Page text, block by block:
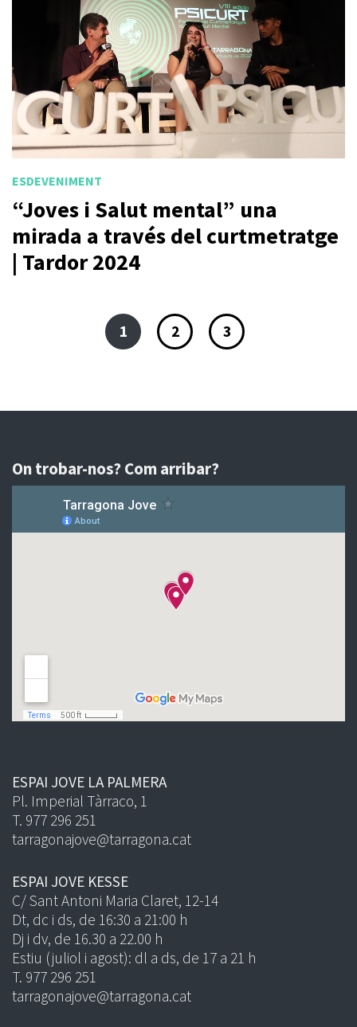
ESDEVENIMENT
“Joves i Salut mental” una
mirada a través del curtmetratge
| Tardor 2024
1 2 3
On trobar-nos? Com arribar?
ESPAI JOVE LA PALMERA
Pl. Imperial Tàrraco, 1
T. 977 296 251
tarragonajove@tarragona.cat
ESPAI JOVE KESSE
C/ Sant Antoni Maria Claret, 12-14
Dt, dc i ds, de 16:30 a 21:00 h
Dj i dv, de 16.30 a 22.00 h
Estiu (juliol i agost): dl a ds, de 17 a 21 h
T. 977 296 251
tarragonajove@tarragona.cat